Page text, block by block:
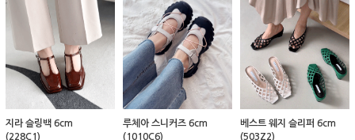
지라 슬링백 6cm
(228C1)
루체아 스니커즈 6cm
(1010C6)
베스트 웨지 슬리퍼 6cm
(503Z2)